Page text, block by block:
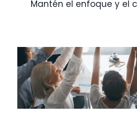
Mantén el enfoque y el